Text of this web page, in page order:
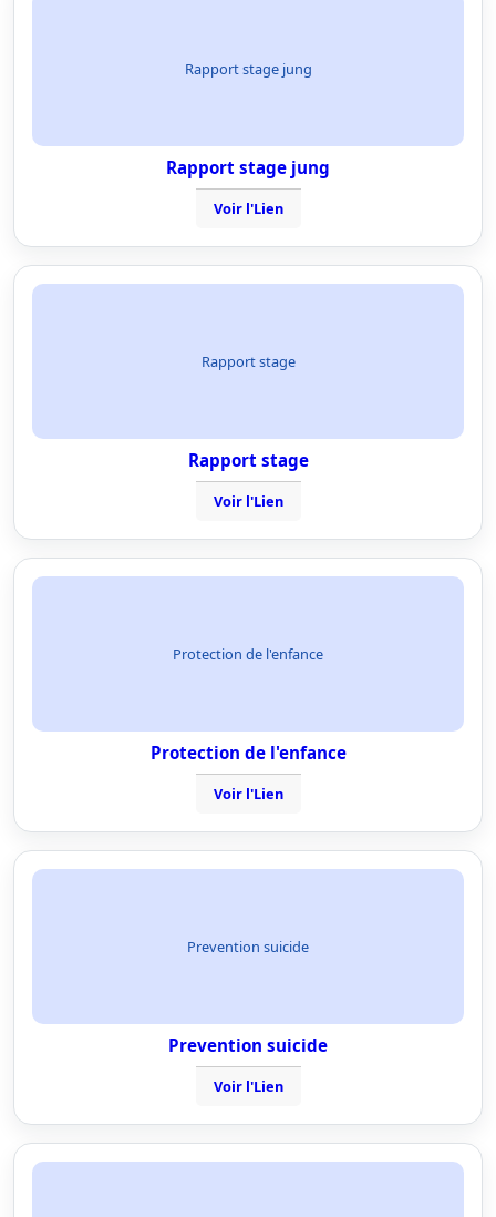
Rapport stage jung
Rapport stage jung
Voir l'Lien
Rapport stage
Rapport stage
Voir l'Lien
Protection de l'enfance
Protection de l'enfance
Voir l'Lien
Prevention suicide
Prevention suicide
Voir l'Lien